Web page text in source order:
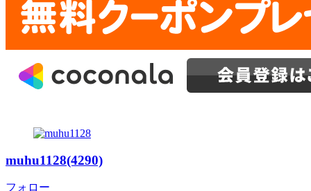
muhu1128(4290)
フォロー